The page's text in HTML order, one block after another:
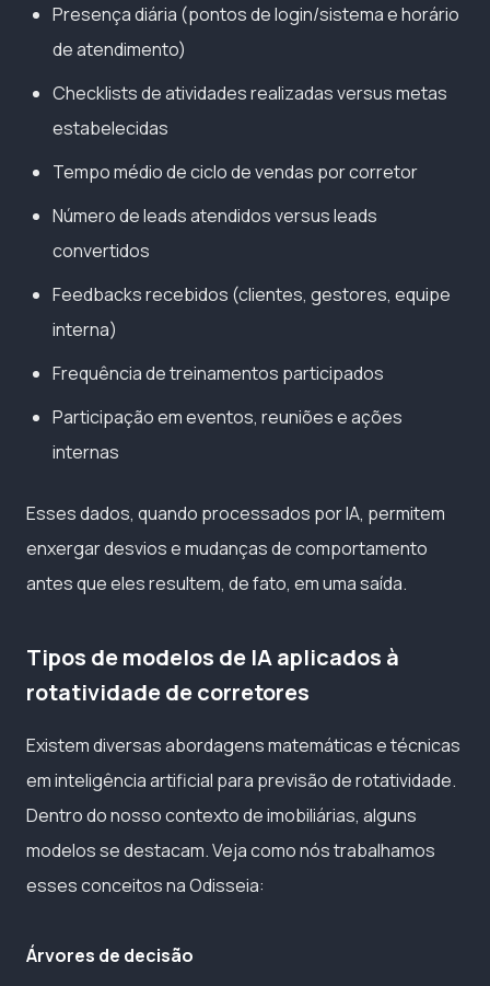
Presença diária (pontos de login/sistema e horário
de atendimento)
Checklists de atividades realizadas versus metas
estabelecidas
Tempo médio de ciclo de vendas por corretor
Número de leads atendidos versus leads
convertidos
Feedbacks recebidos (clientes, gestores, equipe
interna)
Frequência de treinamentos participados
Participação em eventos, reuniões e ações
internas
Esses dados, quando processados por IA, permitem
enxergar desvios e mudanças de comportamento
antes que eles resultem, de fato, em uma saída.
Tipos de modelos de IA aplicados à
rotatividade de corretores
Existem diversas abordagens matemáticas e técnicas
em inteligência artificial para previsão de rotatividade.
Dentro do nosso contexto de imobiliárias, alguns
modelos se destacam. Veja como nós trabalhamos
esses conceitos na Odisseia:
Árvores de decisão